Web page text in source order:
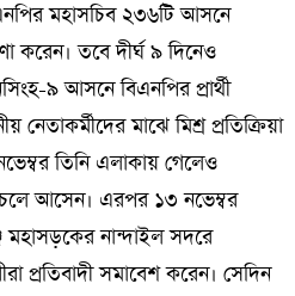
মহাসচিব ২৩৬টি আসনে
করেন। তবে দীর্ঘ ৯ দিনেও
৯ আসনে বিএনপির প্রার্থী
নেতাকর্মীদের মাঝে মিশ্র প্রতিক্রিয়া
তিনি এলাকায় গেলেও
আসেন। এরপর ১৩ নভেম্বর
নান্দাইল সদরে
প্রতিবাদী সমাবেশ করেন। সেদিন